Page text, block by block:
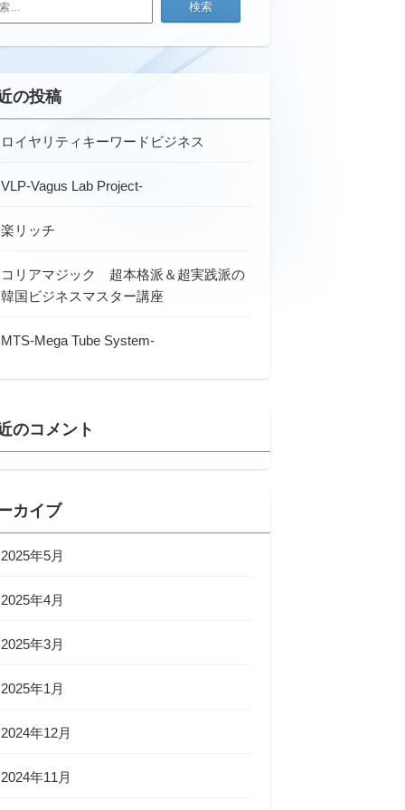
の投稿
ロイヤリティキーワードビジネス
VLP-Vagus Lab Project-
楽リッチ
コリアマジック 超本格派＆超実践派の
韓国ビジネスマスター講座
MTS-Mega Tube System-
のコメント
カイブ
2025年5月
2025年4月
2025年3月
2025年1月
2024年12月
2024年11月